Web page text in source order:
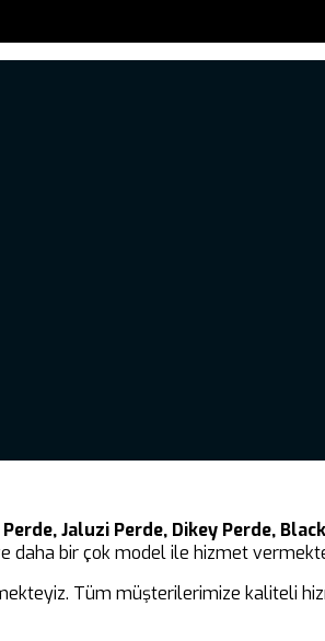
Jaluzi Perde, Dikey Perde,
daha bir çok model ile hizmet
Tüm müşterilerimize kaliteli